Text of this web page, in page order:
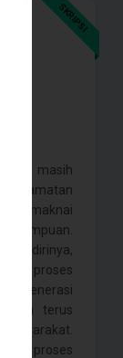
SKRIPSI
ini masih
dimaknai
proses
generasi
terus
proses